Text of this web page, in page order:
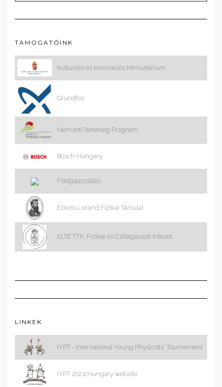
TAMOGATÓINK
Kulturális és Innovációs Minisztérium
Grundfos
Nemzeti Tehetség Program
Bosch Hungary
Földgázszállító
Eötvös Loránd Fizikai Társulat
ELTE TTK, Fizikai és Csillagászati Intézet
LINKEK
IYPT - International Young Physicists' Tournament
IYPT 2024 Hungary website